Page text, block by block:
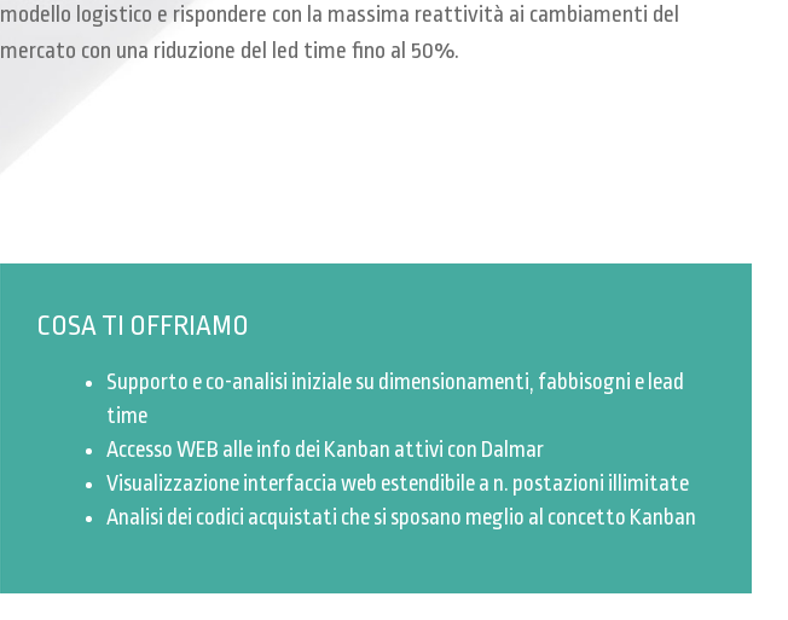
modello logistico e rispondere con la massima reattività ai cambiamenti del
mercato con una riduzione del led time fino al 50%.
COSA TI OFFRIAMO
Supporto e co-analisi iniziale su dimensionamenti, fabbisogni e lead
time
Accesso WEB alle info dei Kanban attivi con Dalmar
Visualizzazione interfaccia web estendibile a n. postazioni illimitate
Analisi dei codici acquistati che si sposano meglio al concetto Kanban